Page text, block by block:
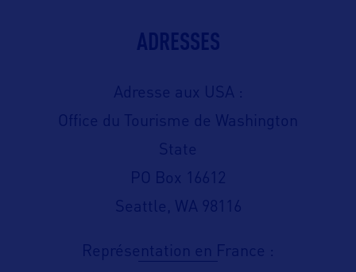
ADRESSES
Adresse aux USA :
Office du Tourisme de Washington
State
PO Box 16612
Seattle, WA 98116
Représentation en France :